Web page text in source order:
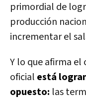
primordial de
producción
incrementar el
Y lo que afirma
oficial está
opuesto: las